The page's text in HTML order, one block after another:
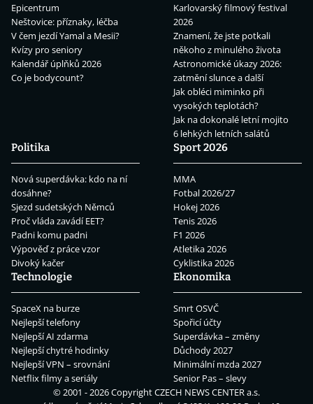
Epicentrum
Neštovice: příznaky, léčba
V čem jezdí Yamal a Mesii?
Kvízy pro seniory
Kalendář úplňků 2026
Co je bodycount?
Karlovarský filmový festival
2026
Znamení, že jste potkali
někoho z minulého života
Astronomické úkazy 2026:
zatmění slunce a další
Jak obléci miminko při
vysokých teplotách?
Jak na dokonalé letní mojito
6 lehkých letních salátů
Politika
Nová superdávka: kdo na ní
dosáhne?
Sjezd sudetských Němců
Proč vláda zavádí EET?
Padni komu padni
Výpověď z práce vzor
Divoký kačer
Sport 2026
MMA
Fotbal 2026/27
Hokej 2026
Tenis 2026
F1 2026
Atletika 2026
Cyklistika 2026
Technologie
SpaceX na burze
Nejlepší telefony
Nejlepší AI zdarma
Nejlepší chytré hodinky
Nejlepší VPN – srovnání
Netflix filmy a seriály
Ekonomika
Smrt OSVČ
Spořicí účty
Superdávka – změny
Důchody 2027
Minimální mzda 2027
Senior Pas – slevy
© 2001 - 2026 CopyrightCZECH NEWS CENTER a.s.